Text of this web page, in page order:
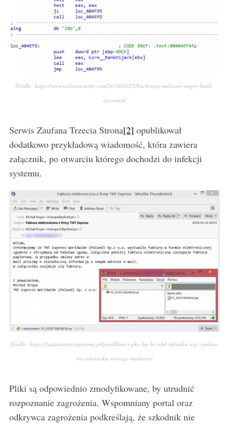
Źródło: https://www.welivesecurity.com/2018/05/25/backswap-malware-empty-bank-
accounts/
Serwis Zaufana Trzecia Strona[2] opublikował
dodatkowo przykładową wiadomość, która zawiera
załącznik, po otwarciu którego dochodzi do infekcji
systemu.
Źródło: https://zaufanatrzeciastrona.pl/post/klienci-pko-bp-bz-wbk-mbanku-ing-i-pekao-
na-celowniku-nowego-malware/
Pliki są odpowiednio zmodyfikowane, by utrudnić
rozpoznanie zagrożenia. Wspomniany portal oraz
odkrywca zagrożenia podkreślają, że szkodnik nie
S
e
a
r
c
f